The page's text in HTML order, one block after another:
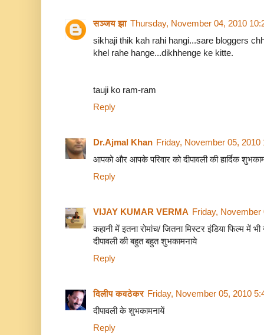
सञ्जय झा Thursday, November 04, 2010
sikhaji thik kah rahi hangi...sare bloggers
khel rahe hange...dikhhenge ke kitte.
tauji ko ram-ram
Reply
Dr.Ajmal Khan Friday, November 05, 2010
आपको और आपके परिवार को दीपावली की हार्दिक
Reply
VIJAY KUMAR VERMA Friday,
कहानी में इतना रोमांच/ जितना मिस्‍टर इंडिया फिल्‍म में भी
दीपावली की बहुत बहुत शुभकामनाये
Reply
दिलीप कवठेकर Friday, November 05, 2010
दीपावली के शुभकामनायें
Reply